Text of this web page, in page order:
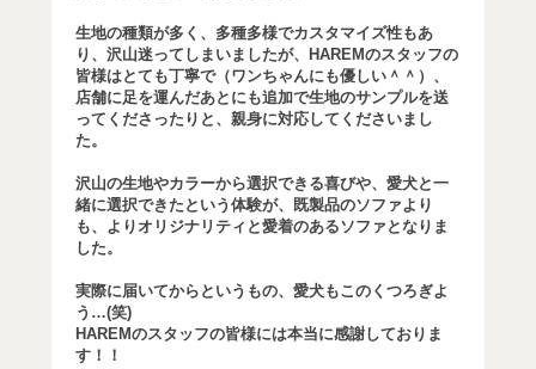
生地の種類が多く、多種多様でカスタマイズ性もあ
り、沢山迷ってしまいましたが、HAREMのスタッフの
皆様はとても丁寧で（ワンちゃんにも優しい＾＾）、
店舗に足を運んだあとにも追加で生地のサンプルを送
ってくださったりと、親身に対応してくださいまし
た。
沢山の生地やカラーから選択できる喜びや、愛犬と一
緒に選択できたという体験が、既製品のソファより
も、よりオリジナリティと愛着のあるソファとなりま
した。
実際に届いてからというもの、愛犬もこのくつろぎよ
う…(笑)
HAREMのスタッフの皆様には本当に感謝しておりま
す！！